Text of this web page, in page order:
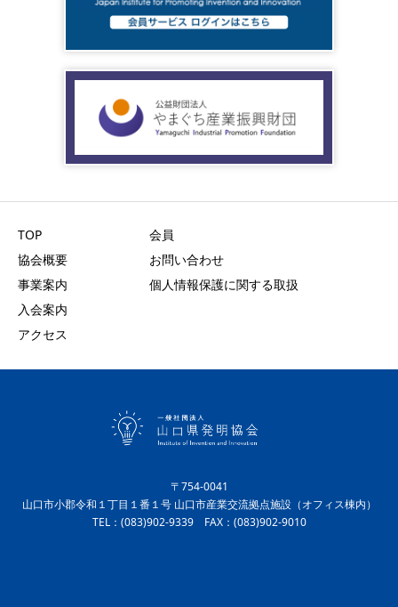
TOP
協会概要
事業案内
入会案内
アクセス
会員
お問い合わせ
個人情報保護に関する取扱
〒754-0041
山口市小郡令和１丁目１番１号 山口市産業交流拠点施設（オフィス棟内）
TEL：(083)902-9339 FAX：(083)902-9010